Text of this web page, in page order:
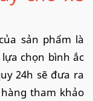
sản phẩm là
chọn bình ắc
24h sẽ đưa ra
tham khảo